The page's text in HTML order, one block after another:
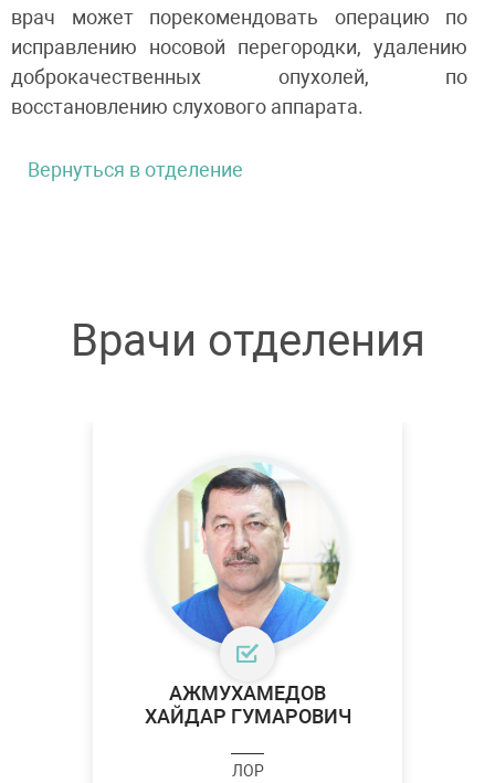
врач может порекомендовать операцию по
исправлению носовой перегородки, удалению
доброкачественных опухолей, по
восстановлению слухового аппарата.
Вернуться в отделение
Врачи отделения
АЖМУХАМЕДОВ
ХАЙДАР ГУМАРОВИЧ
ЛОР